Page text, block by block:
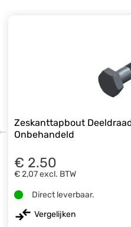
Zeskanttapbout
Onbehandeld
€ 2.50
€ 2,07excl. BTW
Direct leverbaar.
Vergelijken